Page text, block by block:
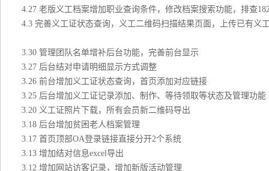
4.27 老版义工档案增加职业查询条件，修改档案搜索功能，排查
4.3 完善义工证状态查询，义工二维码扫描结果页面，上传已有义
3.30 管理团队名单增补后台功能，完善前台显示
3.27 后台结对申请明细显示方式调整
3.26 前台增加义工证状态查询，首页添加对应链接
3.25 后台增加义工证记录添加、制作、等待领取等状态及管理功能
3.20 义工证照片下载，所有会员新二维码导出
3.18 后台增加贫困老人档案管理
3.17 首页顶部OA登录链接直接分开2个系统
3.13 增加结对信息excel导出
3.12 增加网站访客记录，增加新版活动管理